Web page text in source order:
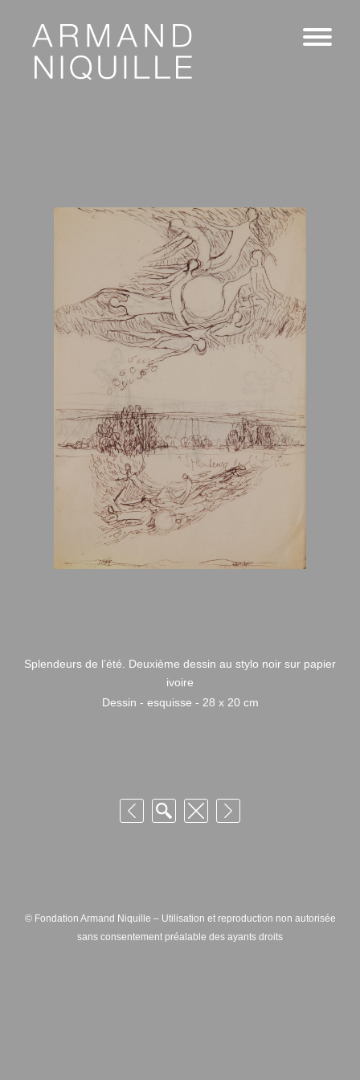
Splendeurs de l’été. Deuxième dessin au stylo noir sur papier
ivoire
Dessin - esquisse - 28 x 20 cm
© Fondation Armand Niquille – Utilisation et reproduction non autorisée
sans consentement préalable des ayants droits